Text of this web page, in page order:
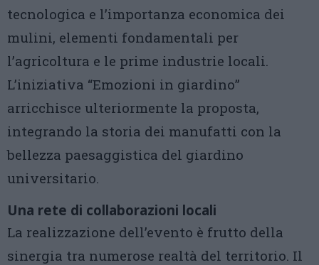
tecnologica e l’importanza economica dei
mulini, elementi fondamentali per
l’agricoltura e le prime industrie locali.
L’iniziativa “Emozioni in giardino”
arricchisce ulteriormente la proposta,
integrando la storia dei manufatti con la
bellezza paesaggistica del giardino
universitario.
Una rete di collaborazioni locali
La realizzazione dell’evento è frutto della
sinergia tra numerose realtà del territorio. Il